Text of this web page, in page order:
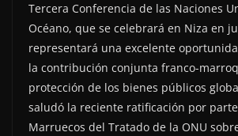
Tercera Conferencia de las Naciones
Océano, que se celebrará en Niza en
representará una excelente
la contribución conjunta franco-
protección de los bienes públicos
saludó la reciente ratificación por
Marruecos del Tratado de la ONU